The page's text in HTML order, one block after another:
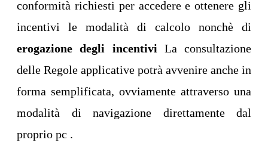
conformità richiesti per accedere e ottenere gli
incentivi le modalità di calcolo nonchè di
erogazione degli incentivi La consultazione
delle Regole applicative potrà avvenire anche in
forma semplificata, ovviamente attraverso una
modalità di navigazione direttamente dal
proprio pc .